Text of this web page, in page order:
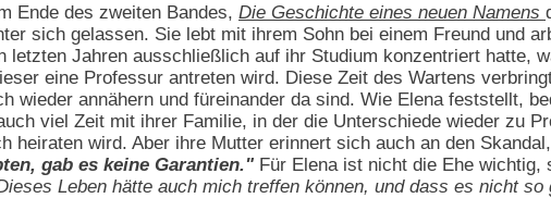
Ende des zweiten Bandes, Die Geschichte eines neuen Namens
sich gelassen. Sie lebt mit ihrem Sohn bei einem Freund und
letzten Jahren ausschließlich auf ihr Studium konzentriert hatte,
eine Professur antreten wird. Diese Zeit des Wartens
wieder annähern und füreinander da sind. Wie Elena feststellt,
viel Zeit mit ihrer Familie, in der die Unterschiede wieder zu
heiraten wird. Aber ihre Mutter erinnert sich auch an den
gab es keine Garantien." Für Elena ist nicht die Ehe wichtig,
Leben hätte auch mich treffen können, und dass es nicht